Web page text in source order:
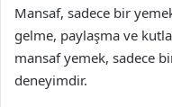
Mansaf, sadece bir
gelme, paylaşma ve
mansaf yemek, sadece
deneyimdir.